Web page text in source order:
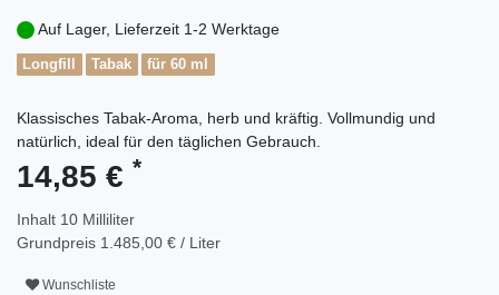
Auf Lager, Lieferzeit 1-2 Werktage
Longfill Tabak für 60 ml
Klassisches Tabak-Aroma, herb und kräftig. Vollmundig und
natürlich, ideal für den täglichen Gebrauch.
14,85 € *
Inhalt 10 Milliliter
Grundpreis 1.485,00 € / Liter
Wunschliste